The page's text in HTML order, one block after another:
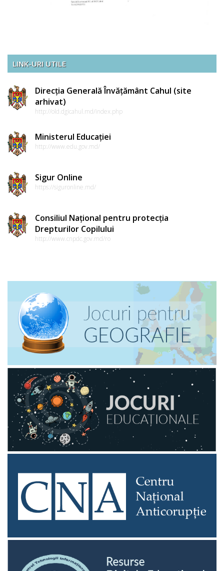
LINK-URI UTILE
Direcția Generală Învățământ Cahul (site
arhivat)
http://old.dgicahul.md/index.php
Ministerul Educației
http://www.edu.gov.md/
Sigur Online
https://siguronline.md/
Consiliul Național pentru protecția
Drepturilor Copilului
http://www.cnpdc.gov.md/ro